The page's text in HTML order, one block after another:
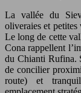
La vallée du
oliveraies et
Le long de cette
Cona rappellent
du Chianti Rufina.
de concilier
route) et